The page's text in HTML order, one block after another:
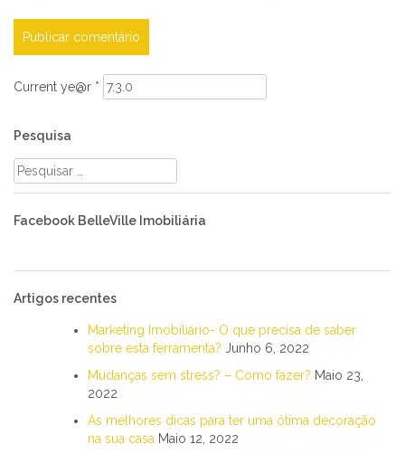
Current ye@r *
Pesquisa
Pesquisar
por:
Facebook BelleVille Imobiliária
Artigos recentes
Marketing Imobiliário- O que precisa de saber
sobre esta ferramenta? Junho 6, 2022
Mudanças sem stress? – Como fazer? Maio 23,
2022
As melhores dicas para ter uma ótima decoração
na sua casa Maio 12, 2022